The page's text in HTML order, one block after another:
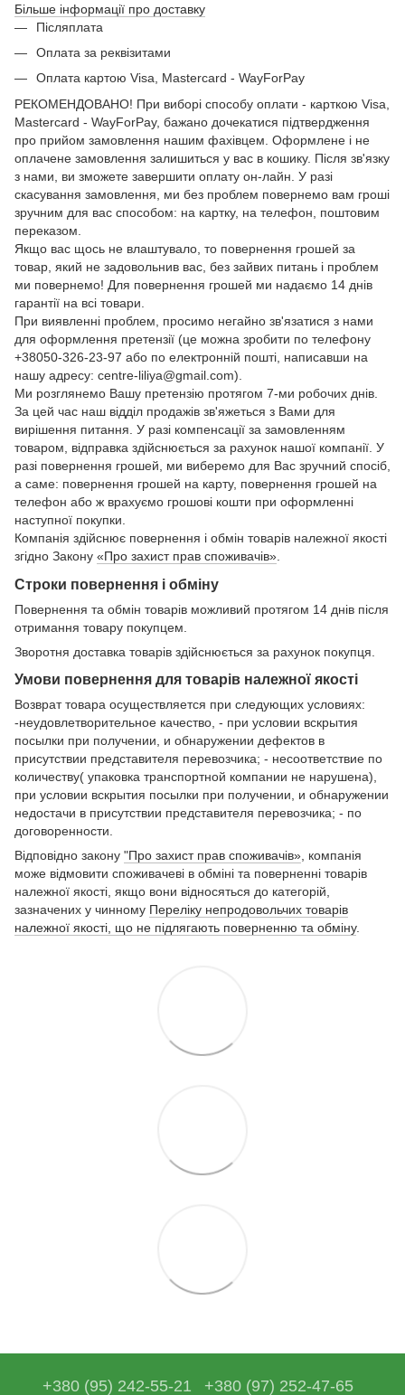
Більше інформації про доставку
Післяплата
Оплата за реквізитами
Оплата картою Visa, Mastercard - WayForPay
РЕКОМЕНДОВАНО! При виборі способу оплати - карткою Visa,
Mastercard - WayForPay, бажано дочекатися підтвердження
про прийом замовлення нашим фахівцем. Оформлене і не
оплачене замовлення залишиться у вас в кошику. Після зв'язку
з нами, ви зможете завершити оплату он-лайн. У разі
скасування замовлення, ми без проблем повернемо вам гроші
зручним для вас способом: на картку, на телефон, поштовим
переказом.
Якщо вас щось не влаштувало, то повернення грошей за
товар, який не задовольнив вас, без зайвих питань і проблем
ми повернемо! Для повернення грошей ми надаємо 14 днів
гарантії на всі товари.
При виявленні проблем, просимо негайно зв'язатися з нами
для оформлення претензії (це можна зробити по телефону
+38050-326-23-97 або по електронній пошті, написавши на
нашу адресу: centre-liliya@gmail.com).
Ми розглянемо Вашу претензію протягом 7-ми робочих днів.
За цей час наш відділ продажів зв'яжеться з Вами для
вирішення питання. У разі компенсації за замовленням
товаром, відправка здійснюється за рахунок нашої компанії. У
разі повернення грошей, ми виберемо для Вас зручний спосіб,
а саме: повернення грошей на карту, повернення грошей на
телефон або ж врахуємо грошові кошти при оформленні
наступної покупки.
Компанія здійснює повернення і обмін товарів належної якості
згідно Закону «Про захист прав споживачів»
Строки повернення і обміну
Повернення та обмін товарів можливий протягом 14 днів після
отримання товару покупцем.
Зворотня доставка товарів здійснюється за рахунок покупця.
Умови повернення для товарів належної якості
Возврат товара осуществляется при следующих условиях:
-неудовлетворительное качество, - при условии вскрытия
посылки при получении, и обнаружении дефектов в
присутствии представителя перевозчика; - несоответствие по
количеству( упаковка транспортной компании не нарушена),
при условии вскрытия посылки при получении, и обнаружении
недостачи в присутствии представителя перевозчика; - по
договоренности.
Відповідно закону "Про захист прав споживачів», компанія
може відмовити споживачеві в обміні та поверненні товарів
належної якості, якщо вони відносяться до категорій,
зазначених у чинному Переліку непродовольчих товарів
належної якості, що не підлягають поверненню та обміну.
+380 (95) 242-55-21 +380 (97) 252-47-65